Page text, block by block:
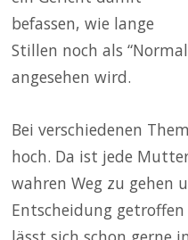
befassen, wie lange
Stillen noch als
angesehen wird.
Bei verschiedenen
hoch. Da ist jede
wahren Weg zu gehen
Entscheidung